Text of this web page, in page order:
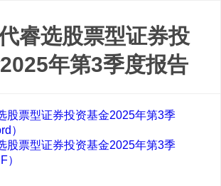
睿选股票型证券投
年第3季度报告
股票型证券投资基金2025年第3季
）
股票型证券投资基金2025年第3季
）